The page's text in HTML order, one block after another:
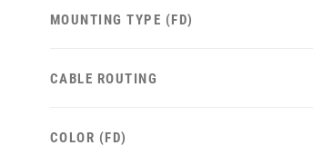
MOUNTING TYPE (FD)
CABLE ROUTING
COLOR (FD)